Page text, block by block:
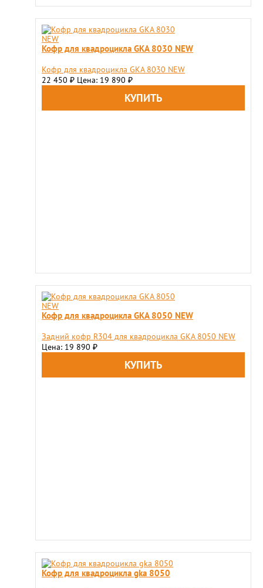
Кофр для квадроцикла GKA 8030 NEW
Кофр для квадроцикла GKA 8030 NEW
22 450 ₽ Цена: 19 890 ₽
Кофр для квадроцикла GKA 8050 NEW
Задний кофр R304 для квадроцикла GKA 8050 NEW
Цена: 19 890 ₽
Кофр для квадроцикла gka 8050